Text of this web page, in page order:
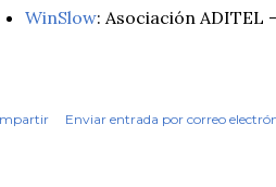
WinSlow: Asociación ADITEL
Enviar entrada por correo